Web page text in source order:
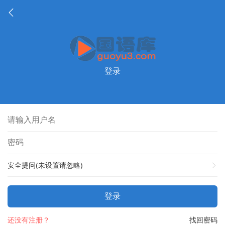
登录
安全提问(未设置请忽略)
登录
找回密码
还没有注册？